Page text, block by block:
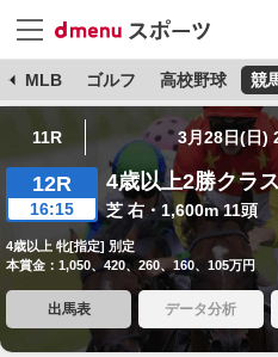
MLB ゴルフ 高校野球 競
11R 3月28日(日)
12R
16:15
4歳以上2勝クラ
芝 右・1,600m 11頭
4歳以上 牝[指定] 別定
本賞金：1,050、420、260、160、105万円
出馬表 データ分析